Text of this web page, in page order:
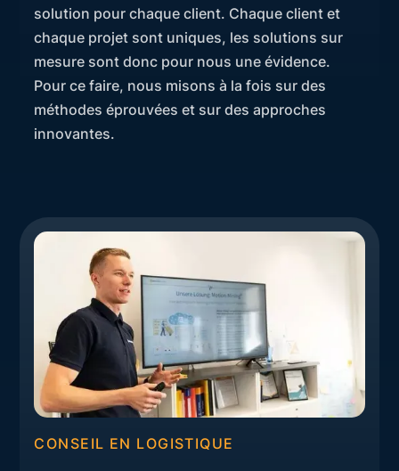
solution pour chaque client. Chaque client et
chaque projet sont uniques, les solutions sur
mesure sont donc pour nous une évidence.
Pour ce faire, nous misons à la fois sur des
méthodes éprouvées et sur des approches
innovantes.
CONSEIL EN LOGISTIQUE